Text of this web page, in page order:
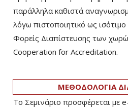
παράλληλα καθιστά
λόγω πιστοποιητικό ως
Φορείς Διαπίστευσης των
Cooperation for Accreditation.
ΜΕΘΟΔΟΛΟΓΙΑ
Το Σεμινάριο προσφέρεται με